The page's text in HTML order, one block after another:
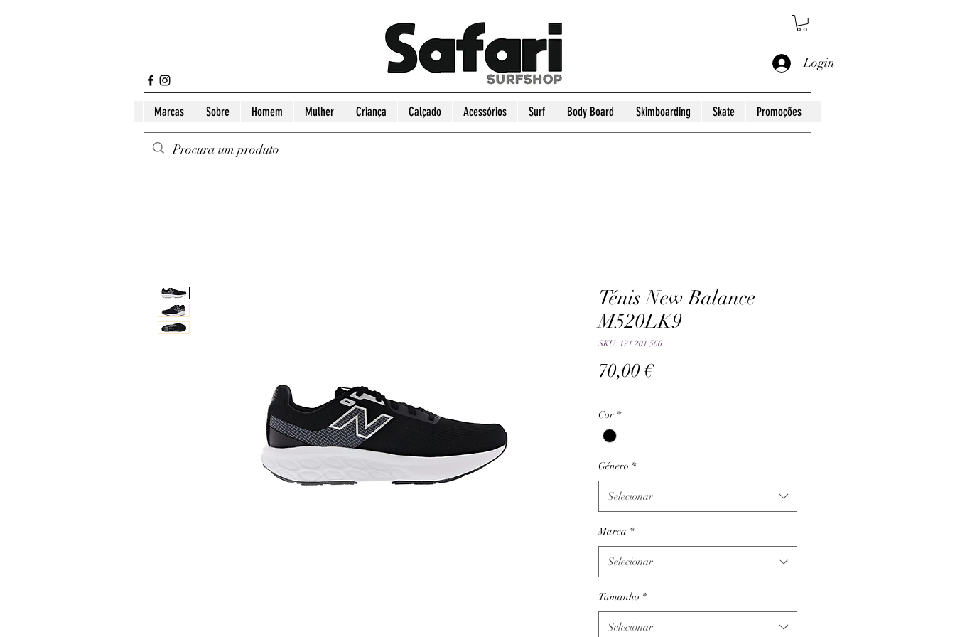
Login
Marcas Sobre Homem Mulher Criança Calçado Acessórios Surf Body Board Skimboarding Skate Promoções
Ténis New Balance
M520LK9
SKU: 121.201.566
70,00 €Preço
Cor *
Género *
Selecionar
Marca *
Selecionar
Tamanho *
Selecionar